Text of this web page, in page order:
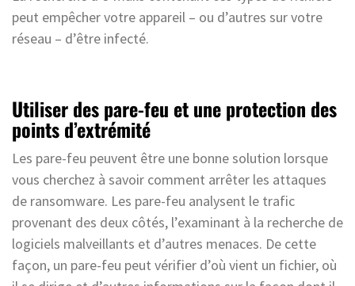
peut empêcher votre appareil – ou d’autres sur votre
réseau – d’être infecté.
Utiliser des pare-feu et une protection des
points d’extrémité
Les pare-feu peuvent être une bonne solution lorsque
vous cherchez à savoir comment arrêter les attaques
de ransomware. Les pare-feu analysent le trafic
provenant des deux côtés, l’examinant à la recherche de
logiciels malveillants et d’autres menaces. De cette
façon, un pare-feu peut vérifier d’où vient un fichier, où